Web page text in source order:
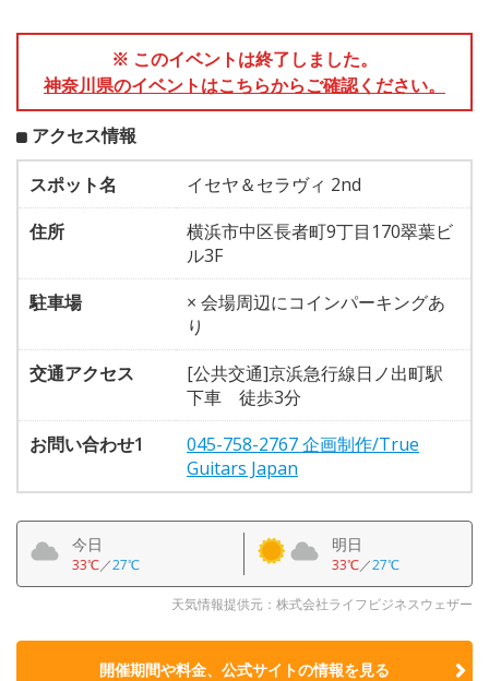
※ このイベントは終了しました。
神奈川県のイベントはこちらからご確認ください。
アクセス情報
スポット名
イセヤ＆セラヴィ 2nd
住所
横浜市中区長者町9丁目170翠葉ビ
ル3F
駐車場
× 会場周辺にコインパーキングあ
り
交通アクセス
[公共交通]京浜急行線日ノ出町駅
下車 徒歩3分
お問い合わせ1
045-758-2767 企画制作/True
Guitars Japan
今日
33℃／27℃
明日
33℃／27℃
天気情報提供元：株式会社ライフビジネスウェザー
開催期間や料金、公式サイトの情報を見る